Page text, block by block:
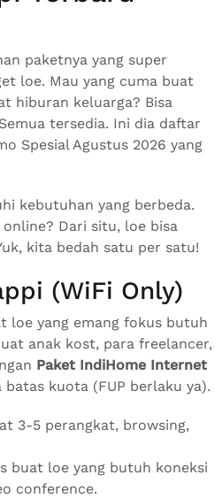
paketnya yang super
loe. Mau yang cuma buat
hiburan keluarga? Bisa
tersedia. Ini dia daftar
Spesial Agustus 2026 yang
kebutuhan yang berbeda.
Dari situ, loe bisa
kita bedah satu per satu!
(WiFi Only)
loe yang emang fokus butuh
anak kost, para freelancer,
Paket IndiHome Internet
kuota (FUP berlaku ya).
3-5 perangkat, browsing,
buat loe yang butuh koneksi
conference.